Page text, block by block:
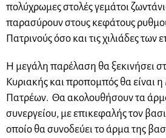
πολύχρωμες στολές γεμάτοι
παρασύρουν στους κεφάτους
Πατρινούς όσο και τις χιλιάδες των
Η μεγάλη παρέλαση θα ξεκινήσει
Κυριακής και προπομπός θα είναι
Πατρέων. Θα ακολουθήσουν τα
συνεργείου, με επικεφαλής τον
οποίο θα συνοδεύει το άρμα της